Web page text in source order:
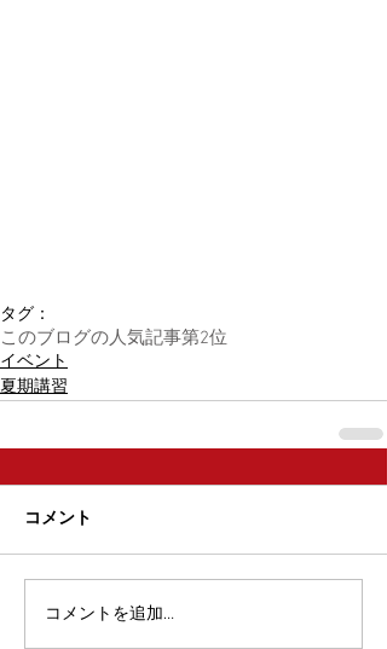
タグ：
このブログの人気記事第2位
イベント
夏期講習
コメント
コメントを追加…